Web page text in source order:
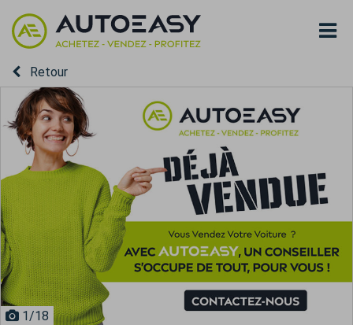
Retour
1/18